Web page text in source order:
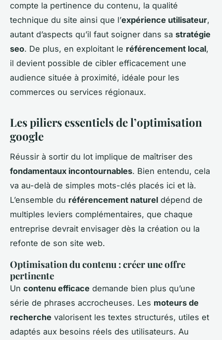
compte la pertinence du contenu, la qualité
technique du site ainsi que l’expérience utilisateur,
autant d’aspects qu’il faut soigner dans sa stratégie
seo. De plus, en exploitant le référencement local,
il devient possible de cibler efficacement une
audience située à proximité, idéale pour les
commerces ou services régionaux.
Les piliers essentiels de l’optimisation
google
Réussir à sortir du lot implique de maîtriser des
fondamentaux incontournables. Bien entendu, cela
va au-delà de simples mots-clés placés ici et là.
L’ensemble du référencement naturel dépend de
multiples leviers complémentaires, que chaque
entreprise devrait envisager dès la création ou la
refonte de son site web.
Optimisation du contenu : créer une offre
pertinente
Un contenu efficace demande bien plus qu’une
série de phrases accrocheuses. Les moteurs de
recherche valorisent les textes structurés, utiles et
adaptés aux besoins réels des utilisateurs. Au